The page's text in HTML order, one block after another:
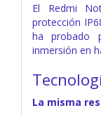
El Redmi
protección
ha probado
inmersión en
La misma